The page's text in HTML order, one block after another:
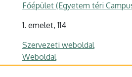
Főépület (Egyetem téri
1. emelet, 114
Szervezeti weboldal
Weboldal